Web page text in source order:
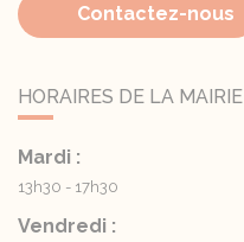
Contactez-nous
HORAIRES DE LA MAIRIE
Mardi :
13h30 - 17h30
Vendredi :